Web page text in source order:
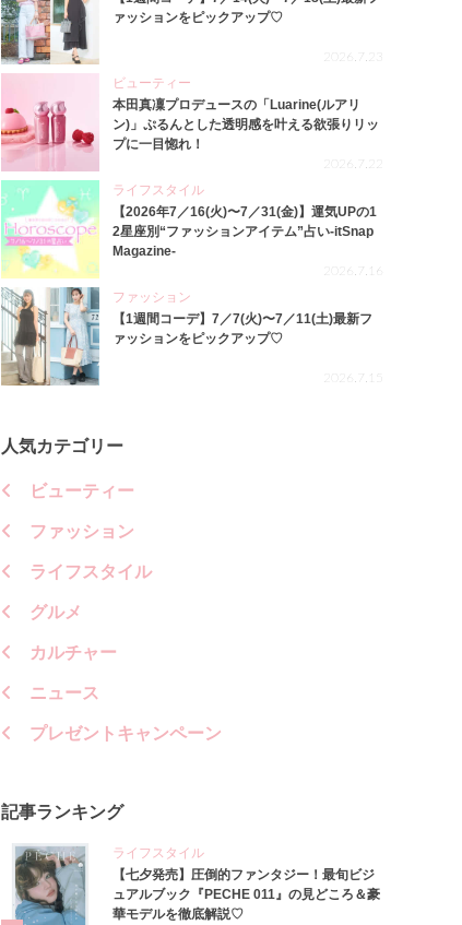
ァッションをピックアップ♡
2026.7.23
ビューティー
本田真凜プロデュースの「Luarine(ルアリ
ン)」ぷるんとした透明感を叶える欲張りリッ
プに一目惚れ！
2026.7.22
ライフスタイル
【2026年7／16(火)〜7／31(金)】運気UPの1
2星座別“ファッションアイテム”占い-itSnap
Magazine-
2026.7.16
ファッション
【1週間コーデ】7／7(火)〜7／11(土)最新フ
ァッションをピックアップ♡
2026.7.15
人気カテゴリー
ビューティー
ファッション
ライフスタイル
グルメ
カルチャー
ニュース
プレゼントキャンペーン
記事ランキング
ライフスタイル
【七夕発売】圧倒的ファンタジー！最旬ビジ
ュアルブック『PECHE 011』の見どころ＆豪
華モデルを徹底解説♡